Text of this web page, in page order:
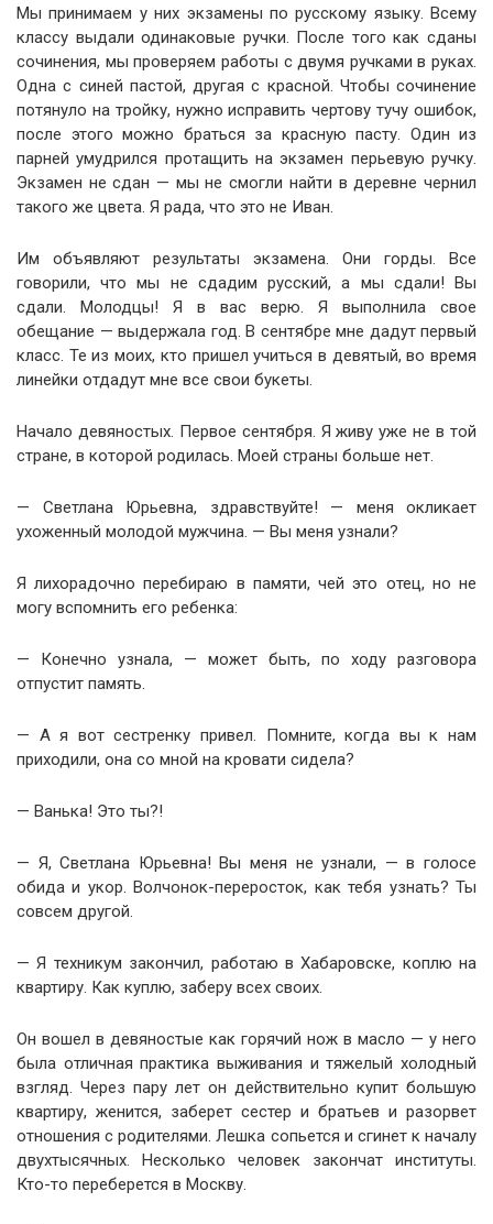
Мы принимаем у них экзамены по русскому языку. Всему
классу выдали одинаковые ручки. После того как сданы
сочинения, мы проверяем работы с двумя ручками в руках.
Одна с синей пастой, другая с красной. Чтобы сочинение
потянуло на тройку, нужно исправить чертову тучу ошибок,
после этого можно браться за красную пасту. Один из
парней умудрился протащить на экзамен перьевую ручку.
Экзамен не сдан — мы не смогли найти в деревне чернил
такого же цвета. Я рада, что это не Иван.
Им объявляют результаты экзамена. Они горды. Все
говорили, что мы не сдадим русский, а мы сдали! Вы
сдали. Молодцы! Я в вас верю. Я выполнила свое
обещание — выдержала год. В сентябре мне дадут первый
класс. Те из моих, кто пришел учиться в девятый, во время
линейки отдадут мне все свои букеты.
Начало девяностых. Первое сентября. Я живу уже не в той
стране, в которой родилась. Моей страны больше нет.
— Светлана Юрьевна, здравствуйте! — меня окликает
ухоженный молодой мужчина. — Вы меня узнали?
Я лихорадочно перебираю в памяти, чей это отец, но не
могу вспомнить его ребенка:
— Конечно узнала, — может быть, по ходу разговора
отпустит память.
— А я вот сестренку привел. Помните, когда вы к нам
приходили, она со мной на кровати сидела?
— Ванька! Это ты?!
— Я, Светлана Юрьевна! Вы меня не узнали, — в голосе
обида и укор. Волчонок-переросток, как тебя узнать? Ты
совсем другой.
— Я техникум закончил, работаю в Хабаровске, коплю на
квартиру. Как куплю, заберу всех своих.
Он вошел в девяностые как горячий нож в масло — у него
была отличная практика выживания и тяжелый холодный
взгляд. Через пару лет он действительно купит большую
квартиру, женится, заберет сестер и братьев и разорвет
отношения с родителями. Лешка сопьется и сгинет к началу
двухтысячных. Несколько человек закончат институты.
Кто-то переберется в Москву.